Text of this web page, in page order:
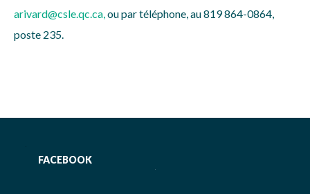
arivard@csle.qc.ca,ou par téléphone, au 819 864-0864,
poste 235.
FACEBOOK